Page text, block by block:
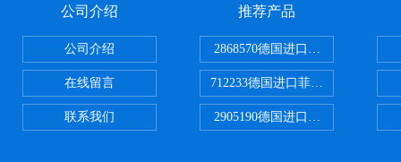
公司介绍
公司介绍
在线留言
联系我们
推荐产品
2868570德国进口菲尼克斯电源
712233德国进口菲尼克斯断路器
2905190德国进口菲尼克斯继电器